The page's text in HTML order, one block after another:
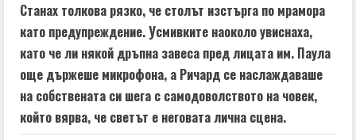
Станах толкова рязко, че столът изстърга по мрамора
като предупреждение. Усмивките наоколо увиснаха,
като че ли някой дръпна завеса пред лицата им. Паула
още държеше микрофона, а Ричард се наслаждаваше
на собствената си шега с самодоволството на човек,
който вярва, че светът е неговата лична сцена.